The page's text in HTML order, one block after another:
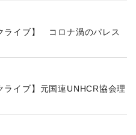
ライブ】 コロナ渦のパレス
ライブ】元国連UNHCR協会理